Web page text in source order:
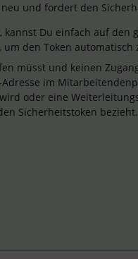
und fordert den
Du einfach auf den
den Token automatisch
müsst und keinen
im
oder eine
Sicherheitstoken bezieht.